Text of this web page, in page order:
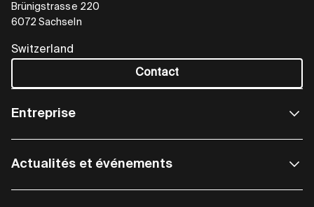
Brünigstrasse 220
6072 Sachseln
Switzerland
Contact
Entreprise
Actualités et événements